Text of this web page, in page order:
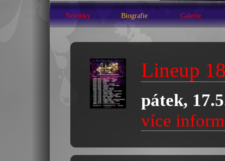
Novinky Biografie Galerie
Lineup
pátek,
více